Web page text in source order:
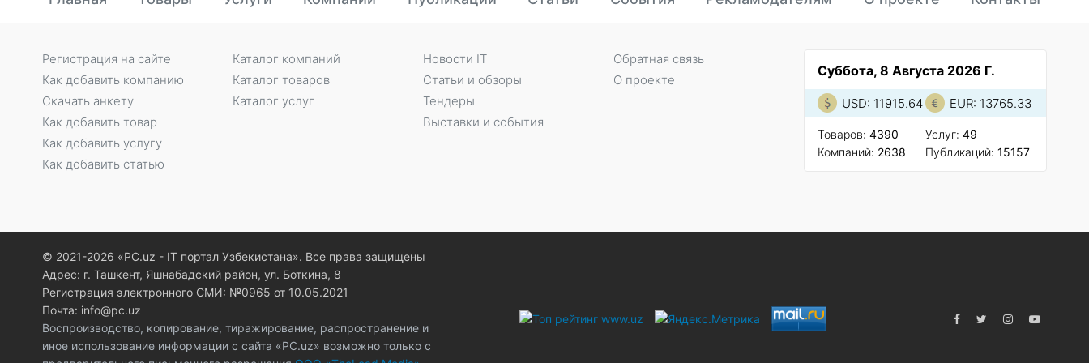
Суббота, 8 Августа 2026 Г.
USD: 11915.64 EUR: 13765.33
Товаров: 4390
Компаний: 2638
Услуг: 49
Публикаций: 15157
Регистрация на сайте
Как добавить компанию
Скачать анкету
Как добавить товар
Как добавить услугу
Как добавить статью
Каталог компаний
Каталог товаров
Каталог услуг
Новости IT
Статьи и обзоры
Тендеры
Выставки и события
Обратная связь
О проекте
© 2021-2026 «PC.uz - IT портал Узбекистана». Все права защищены
Адрес: г. Ташкент, Яшнабадский район, ул. Боткина, 8
Регистрация электронного СМИ: №0965 от 10.05.2021
Почта: info@pc.uz
Воспроизводство, копирование, тиражирование, распространение и
иное использование информации с сайта «PC.uz» возможно только с